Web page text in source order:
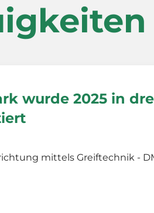
wurde 2025 in
mittels Greiftechnik -